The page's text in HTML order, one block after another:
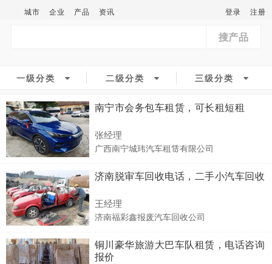
城市 企业 产品 资讯 登录 注册
搜产品
一级分类 二级分类 三级分类
南宁市会务包车租赁，可长租短租
张经理
广西南宁城玮汽车租赁有限公司
济南脱审车回收电话，二手小汽车回收
王经理
济南福彩鑫报废汽车回收公司
铜川豪华旅游大巴车队租赁，电话咨询
报价